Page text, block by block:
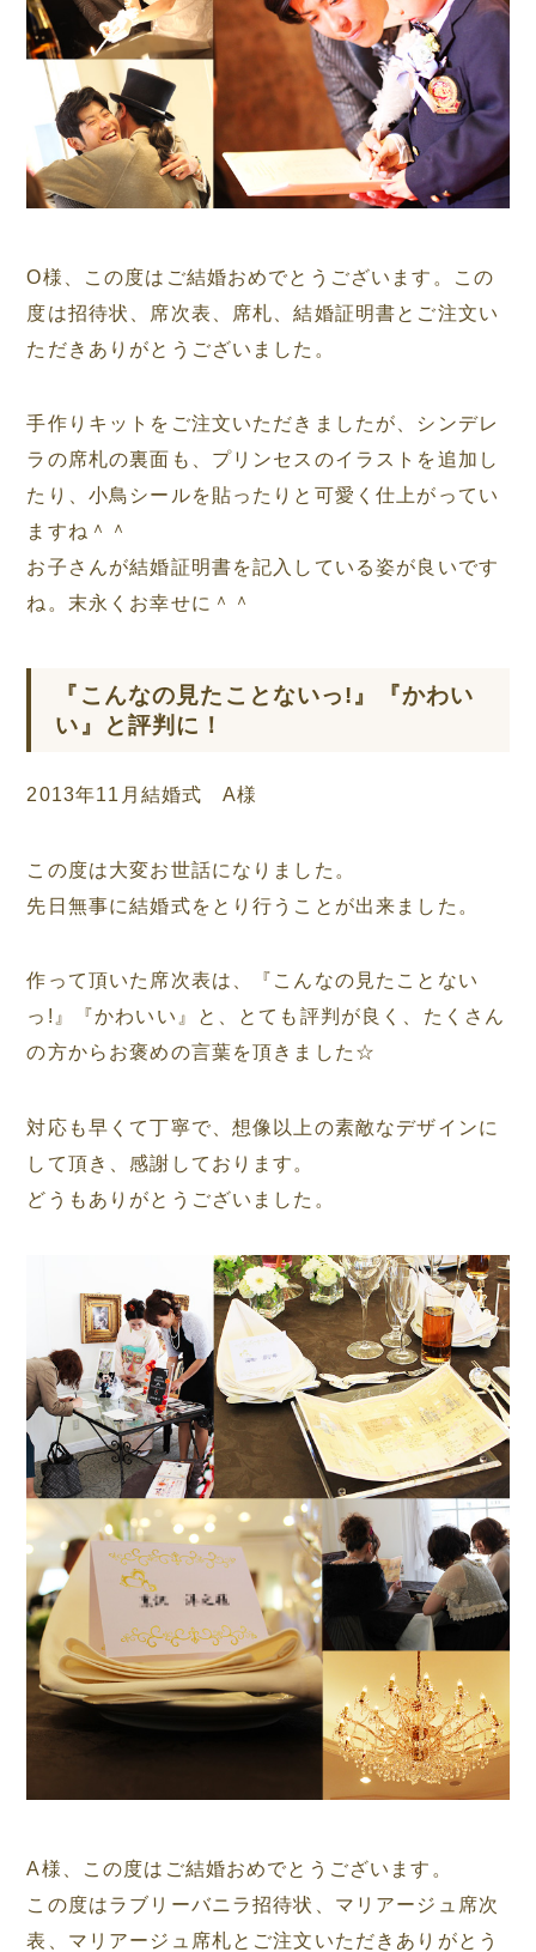
O様、この度はご結婚おめでとうございます。この
度は招待状、席次表、席札、結婚証明書とご注文い
ただきありがとうございました。
手作りキットをご注文いただきましたが、シンデレ
ラの席札の裏面も、プリンセスのイラストを追加し
たり、小鳥シールを貼ったりと可愛く仕上がってい
ますね＾＾
お子さんが結婚証明書を記入している姿が良いです
ね。末永くお幸せに＾＾
『こんなの見たことないっ!』『かわい
い』と評判に！
2013年11月結婚式 A様
この度は大変お世話になりました。
先日無事に結婚式をとり行うことが出来ました。
作って頂いた席次表は、『こんなの見たことない
っ!』『かわいい』と、とても評判が良く、たくさん
の方からお褒めの言葉を頂きました☆
対応も早くて丁寧で、想像以上の素敵なデザインに
して頂き、感謝しております。
どうもありがとうございました。
A様、この度はご結婚おめでとうございます。
この度はラブリーバニラ招待状、マリアージュ席次
表、マリアージュ席札とご注文いただきありがとう